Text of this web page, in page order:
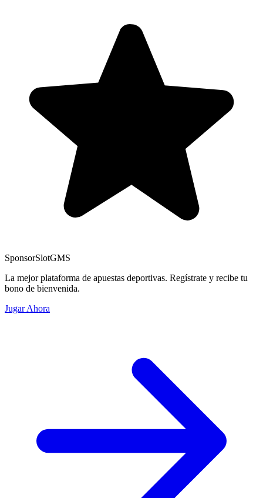
SponsorSlotGMS
La mejor plataforma de apuestas deportivas. Regístrate y recibe tu
bono de bienvenida.
Jugar Ahora